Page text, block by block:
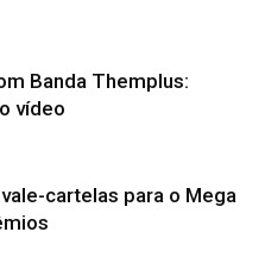
Banda Themplus:
vídeo
cartelas para o Mega